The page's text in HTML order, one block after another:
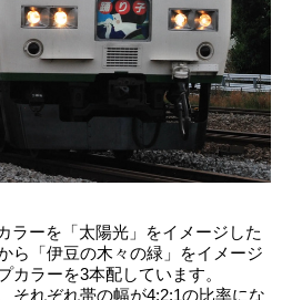
ラーを「太陽光」をイメージした
ら「伊豆の木々の緑」をイメージ
カラーを3本配しています。
それぞれ帯の幅が4:2:1の比率にな